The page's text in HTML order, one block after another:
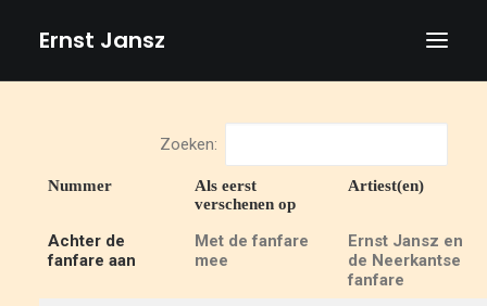
Ernst Jansz
ALBUMS
Zoeken:
Nummer
Als eerst
verschenen op
Artiest(en)
Achter de
fanfare aan
Met de fanfare
mee
Ernst Jansz en
de Neerkantse
fanfare